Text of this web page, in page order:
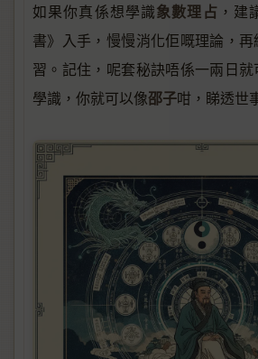
如果你真係想學識象數理占 ，建
書》入手，慢慢消化佢嘅理論，
習。記住，呢套秘訣唔係一兩日
學識，你就可以像邵子咁，睇透世